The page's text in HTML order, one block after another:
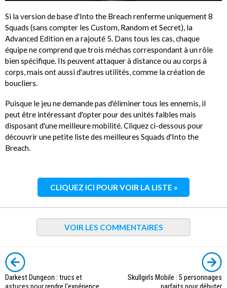
Si la version de base d'Into the Breach renferme uniquement 8
Squads (sans compter les Custom, Random et Secret), la
Advanced Edition en a rajouté 5. Dans tous les cas, chaque
équipe ne comprend que trois méchas correspondant à un rôle
bien spécifique. Ils peuvent attaquer à distance ou au corps à
corps, mais ont aussi d'autres utilités, comme la création de
boucliers.
Puisque le jeu ne demande pas d'éliminer tous les ennemis, il
peut être intéressant d'opter pour des unités faibles mais
disposant d'une meilleure mobilité. Cliquez ci-dessous pour
découvrir une petite liste des meilleures Squads d'Into the
Breach.
CLIQUEZ ICI POUR VOIR LA LISTE »
VOIR LES COMMENTAIRES
Darkest Dungeon : trucs et
Skullgirls Mobile : 5 personnages